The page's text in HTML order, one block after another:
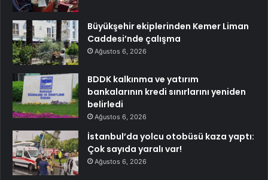
Büyükşehir ekiplerinden Kemer Liman
Caddesi’nde çalışma
Ağustos 6, 2026
BDDK kalkınma ve yatırım
bankalarının kredi sınırlarını yeniden
belirledi
Ağustos 6, 2026
İstanbul’da yolcu otobüsü kaza yaptı:
Çok sayıda yaralı var!
Ağustos 6, 2026